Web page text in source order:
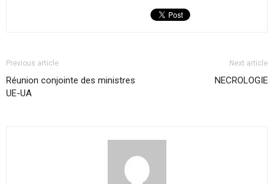
Previous article
Réunion conjointe des ministres
UE-UA
Next article
NECROLOGIE